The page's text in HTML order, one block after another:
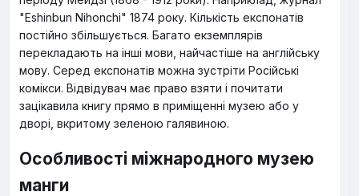
"Eshinbun Nihonchi" 1874 року. Кількість експонатів
постійно збільшується. Багато екземплярів
перекладають на інші мови, найчастіше на англійську
мову. Серед експонатів можна зустріти Російські
комікси. Відвідувач має право взяти і почитати
зацікавила книгу прямо в приміщенні музею або у
дворі, вкритому зеленою галявиною.
Особливості міжнародного музею
манги